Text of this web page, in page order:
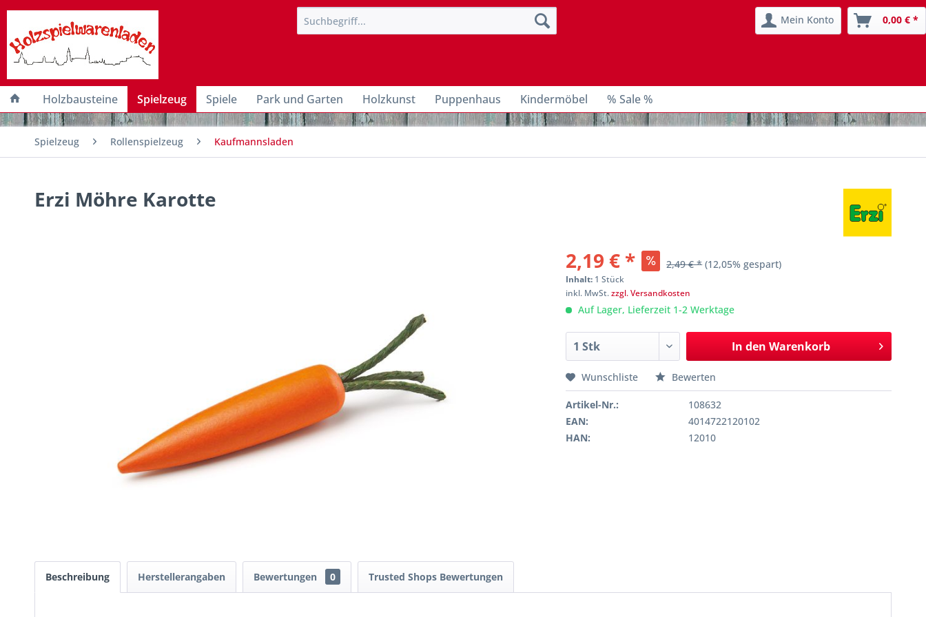
Mein Konto 0,00 € *
Holzbausteine Spielzeug Spiele Park und Garten Holzkunst Puppenhaus Kindermöbel % Sale %
Spielzeug Rollenspielzeug Kaufmannsladen
Erzi Möhre Karotte
2,19 € * 2,49 € * (12,05% gespart)
Inhalt: 1 Stück
inkl. MwSt.zzgl. Versandkosten
Auf Lager, Lieferzeit 1-2 Werktage
In den Warenkorb
Wunschliste Bewerten
Artikel-Nr.:
108632
EAN:
4014722120102
HAN:
12010
Beschreibung Herstellerangaben Bewertungen 0 Trusted Shops Bewertungen